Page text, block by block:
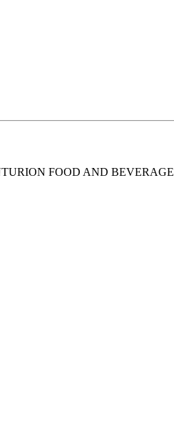
FOOD AND BEVERAGE